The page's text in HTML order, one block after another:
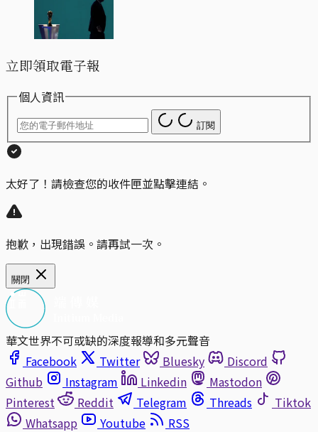
立即領取電子報
個人資訊
訂閱
太好了！請檢查您的收件匣並點擊連結。
抱歉，出現錯誤。請再試一次。
關閉
華文世界不可或缺的深度報導和多元聲音
Facebook
Twitter Bluesky
Discord
Github
Instagram Linkedin
Mastodon
Pinterest
Reddit Telegram Threads
Tiktok
Whatsapp
Youtube
RSS